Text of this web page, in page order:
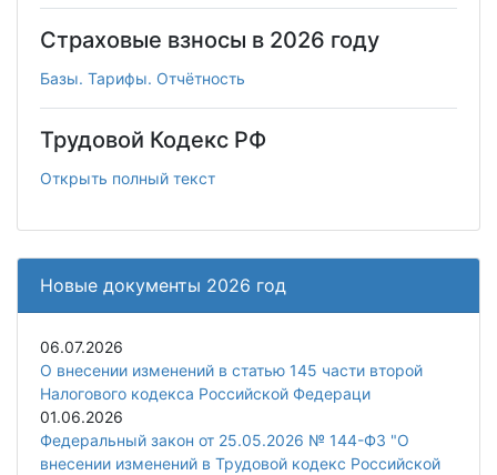
Страховые взносы в 2026 году
Базы. Тарифы. Отчётность
Трудовой Кодекс РФ
Открыть полный текст
Новые документы 2026 год
06.07.2026
О внесении изменений в статью 145 части второй
Налогового кодекса Российской Федераци
01.06.2026
Федеральный закон от 25.05.2026 № 144-ФЗ "О
внесении изменений в Трудовой кодекс Российской